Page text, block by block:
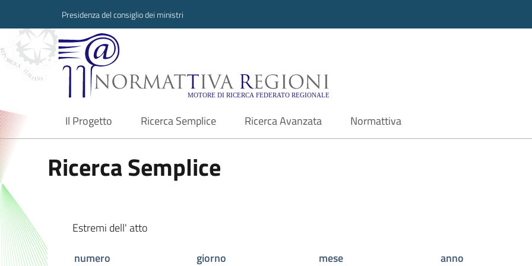
Presidenza del consiglio dei ministri
Normattiva Regioni - Motore di ricerca
Il Progetto
current Ricerca Semplice Ricerca Avanzata Normattiva
Ricerca Semplice
Estremi dell' atto
numero
giorno mese
anno